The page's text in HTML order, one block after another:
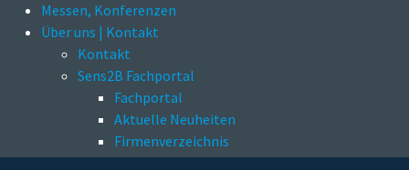
Messen, Konferenzen
Über uns | Kontakt
Kontakt
Sens2B Fachportal
Fachportal
Aktuelle Neuheiten
Firmenverzeichnis